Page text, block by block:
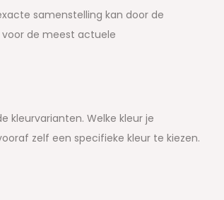
samenstelling kan door de
voor de meest actuele
kleurvarianten. Welke kleur je
zelf een specifieke kleur te kiezen.